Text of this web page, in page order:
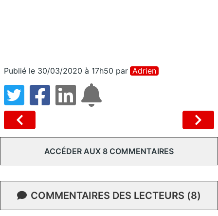
Publié le 30/03/2020 à 17h50 par Adrien
ACCÉDER AUX 8 COMMENTAIRES
COMMENTAIRES DES LECTEURS (8)